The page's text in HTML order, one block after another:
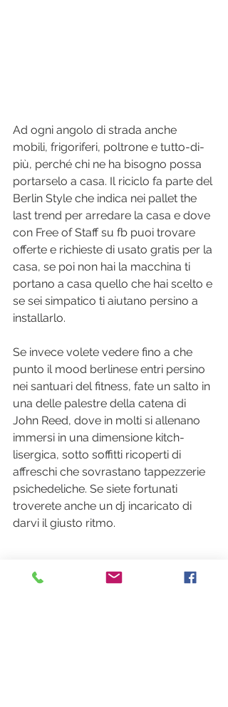
Ad ogni angolo di strada anche
mobili, frigoriferi, poltrone e tutto-di-
più, perché chi ne ha bisogno possa
portarselo a casa. Il riciclo fa parte del
Berlin Style che indica nei pallet the
last trend per arredare la casa e dove
con Free of Staff su fb puoi trovare
offerte e richieste di usato gratis per la
casa, se poi non hai la macchina ti
portano a casa quello che hai scelto e
se sei simpatico ti aiutano persino a
installarlo.
Se invece volete vedere fino a che
punto il mood berlinese entri persino
nei santuari del fitness, fate un salto in
una delle palestre della catena di
John Reed, dove in molti si allenano
immersi in una dimensione kitch-
lisergica, sotto soffitti ricoperti di
affreschi che sovrastano tappezzerie
psichedeliche. Se siete fortunati
troverete anche un dj incaricato di
darvi il giusto ritmo.